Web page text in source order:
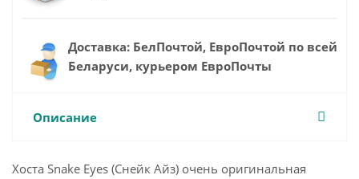
Доставка: БелПочтой, ЕвроПочтой по всей
Беларуси, курьером ЕвроПочты
Описание
Хоста Snake Eyes (Снейк Айз) очень оригинальная